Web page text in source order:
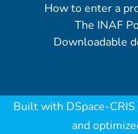
How to enter a
The INAF
Downloadable
Built with DSpace-
and